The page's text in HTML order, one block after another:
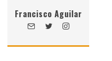
Francisco Aguilar